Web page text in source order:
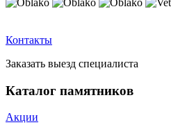
Контакты
Заказать выезд специалиста
Каталог памятников
Акции